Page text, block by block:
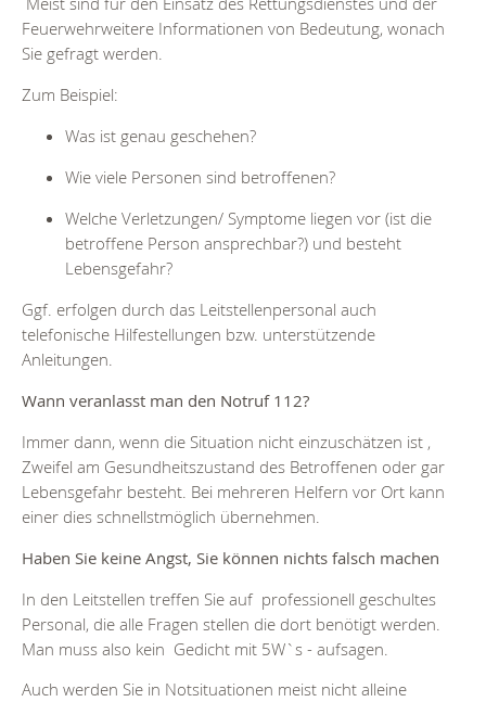
Feuerwehrweitere Informationen von Bedeutung, wonach
Sie gefragt werden.
Zum Beispiel:
Was ist genau geschehen?
Wie viele Personen sind betroffenen?
Welche Verletzungen/ Symptome liegen vor (ist die
betroffene Person ansprechbar?) und besteht
Lebensgefahr?
Ggf. erfolgen durch das Leitstellenpersonal auch
telefonische Hilfestellungen bzw. unterstützende
Anleitungen.
Wann veranlasst man den Notruf 112?
Immer dann, wenn die Situation nicht einzuschätzen ist ,
Zweifel am Gesundheitszustand des Betroffenen oder gar
Lebensgefahr besteht. Bei mehreren Helfern vor Ort kann
einer dies schnellstmöglich übernehmen.
Haben Sie keine Angst, Sie können nichts falsch machen
In den Leitstellen treffen Sie auf professionell geschultes
Personal, die alle Fragen stellen die dort benötigt werden.
Man muss also kein Gedicht mit 5W`s - aufsagen.
Auch werden Sie in Notsituationen meist nicht alleine